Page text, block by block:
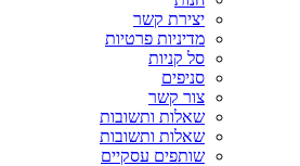
יצירת קשר
מדיניות פרטיות
סל קניות
סניפים
צור קשר
שאלות ותשובות
שאלות ותשובות
שותפים עסקיים